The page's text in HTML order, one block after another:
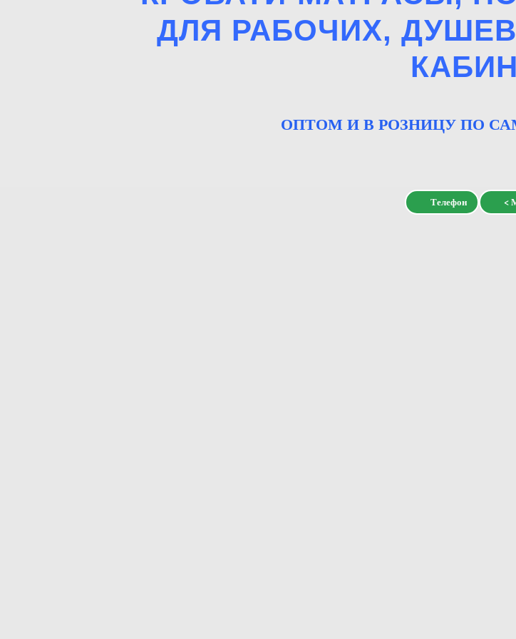
ДЛЯ РАБОЧИХ,
ОПТОМ И В РОЗНИЦУ ПО
Телефон <